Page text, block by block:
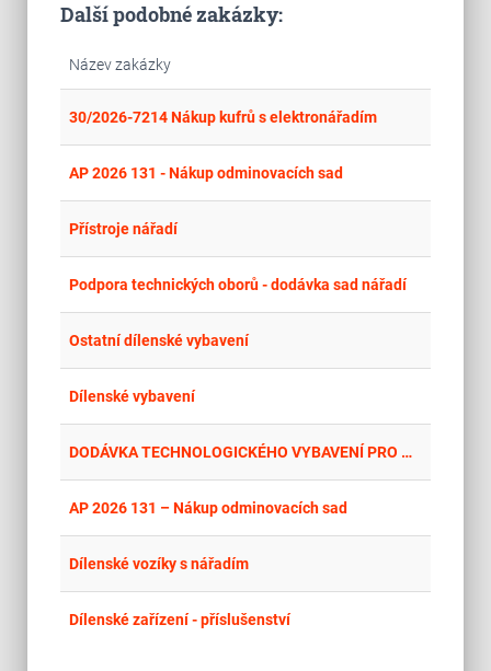
Další podobné zakázky:
Název zakázky
30/2026-7214 Nákup kufrů s elektronářadím
AP 2026 131 - Nákup odminovacích sad
Přístroje nářadí
Podpora technických oborů - dodávka sad nářadí
Ostatní dílenské vybavení
Dílenské vybavení
DODÁVKA TECHNOLOGICKÉHO VYBAVENÍ PRO NOVÉ DÍLNY ODBORNÉHO VÝCVIKU
AP 2026 131 – Nákup odminovacích sad
Dílenské vozíky s nářadím
Dílenské zařízení - příslušenství